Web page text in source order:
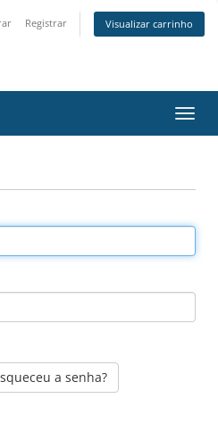
Registrar Visualizar carrinho
a senha?